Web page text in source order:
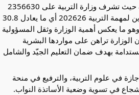
وأكّد الوزير في تدخله أهمية القطاع التربوي في السياسات العمومية للدولة حيث تشرف وزارة التربية على 2356630
202626 أي ما يعادل 30.8
الى ما يناهز 21 الف عونا متعاقدا، وهو ما يعكس أهمية الوزارة وثقل المسؤولية
الوزارة تراهن على مواردها البشرية
بهدف ضمان التعليم الجيّد والشامل
في علوم التربية، والترفيع في منحة
في تسوية وضعية الأساتذة النواب.